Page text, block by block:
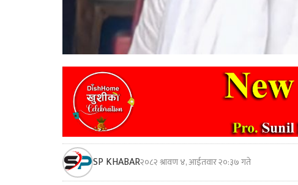
SP KHABAR२०८२ श्रावण ४, आईतवार २०:३७ गते